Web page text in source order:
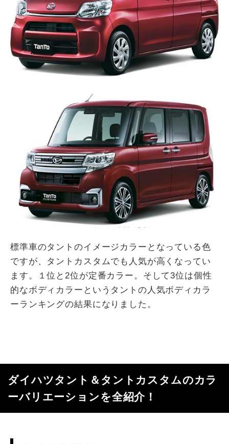
標準車のタントのイメージカラーとなっている色
ですが、タントカスタムでも人気が高くなってい
ます。１位と2位が定番カラー。そして3位は個性
的なボディカラーというタントの人気ボディカラ
ーランキングの結果になりました。
ダイハツタント＆タントカスタムのカラ
ーバリエーションを全紹介！